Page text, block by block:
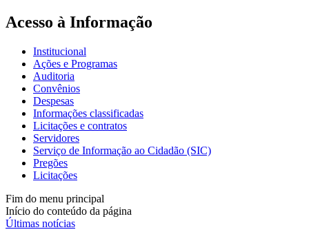
Acesso à Informação
Institucional
Ações e Programas
Auditoria
Convênios
Despesas
Informações classificadas
Licitações e contratos
Servidores
Serviço de Informação ao Cidadão (SIC)
Pregões
Licitações
Fim do menu principal
Início do conteúdo da página
Últimas notícias